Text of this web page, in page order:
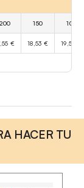
200 150 100
€ 18,53 € 19,50 €
HACER TU